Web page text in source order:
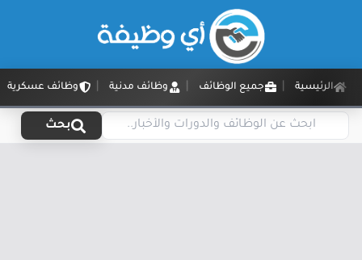
الرئيسية جميع الوظائف وظائف مدنية وظائف عسكرية
بحث